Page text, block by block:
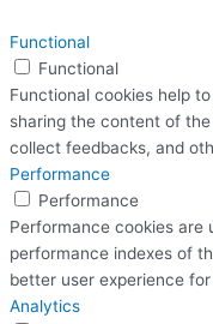
Functional
Functional
Functional cookies help
sharing the content of
collect feedbacks, and
Performance
Performance
Performance cookies are
performance indexes of
better user experience
Analytics